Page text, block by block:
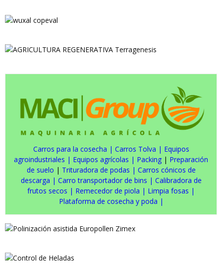
Carros para la cosecha | Carros Tolva | Equipos
agroindustriales | Equipos agrícolas | Packing | Preparación
de suelo | Trituradora de podas | Carros cónicos de
descarga | Carro transportador de bins | Calibradora de
frutos secos | Remecedor de piola | Limpia fosas |
Plataforma de cosecha y poda |